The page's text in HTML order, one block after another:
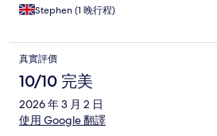
Stephen (1 晚行程)
真實評價
10/10 完美
2026 年 3 月 2 日
使用 Google 翻譯